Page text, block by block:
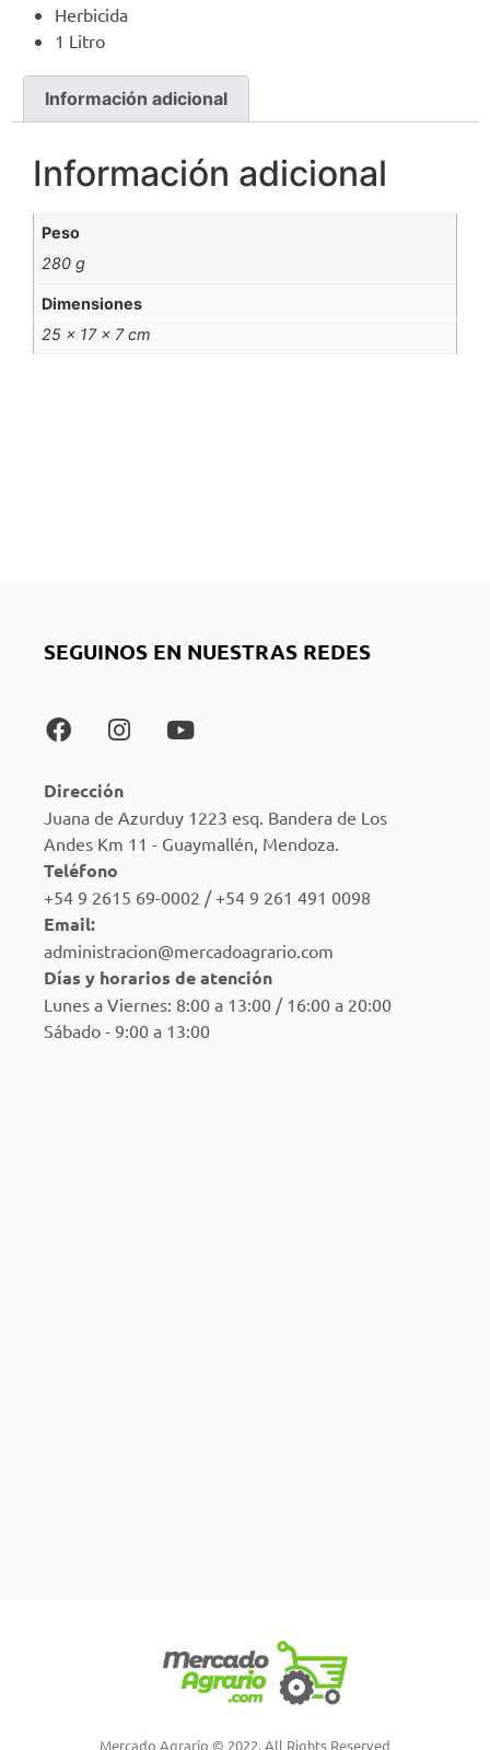
Herbicida
1 Litro
Información adicional
Información adicional
Peso
280 g
Dimensiones
25 × 17 × 7 cm
SEGUINOS EN NUESTRAS REDES
Dirección
Juana de Azurduy 1223 esq. Bandera de Los
Andes Km 11 - Guaymallén, Mendoza.
Teléfono
+54 9 2615 69-0002 / +54 9 261 491 0098
Email:
administracion@mercadoagrario.com
Días y horarios de atención
Lunes a Viernes: 8:00 a 13:00 / 16:00 a 20:00
Sábado - 9:00 a 13:00
Mercado Agrario © 2022. All Rights Reserved